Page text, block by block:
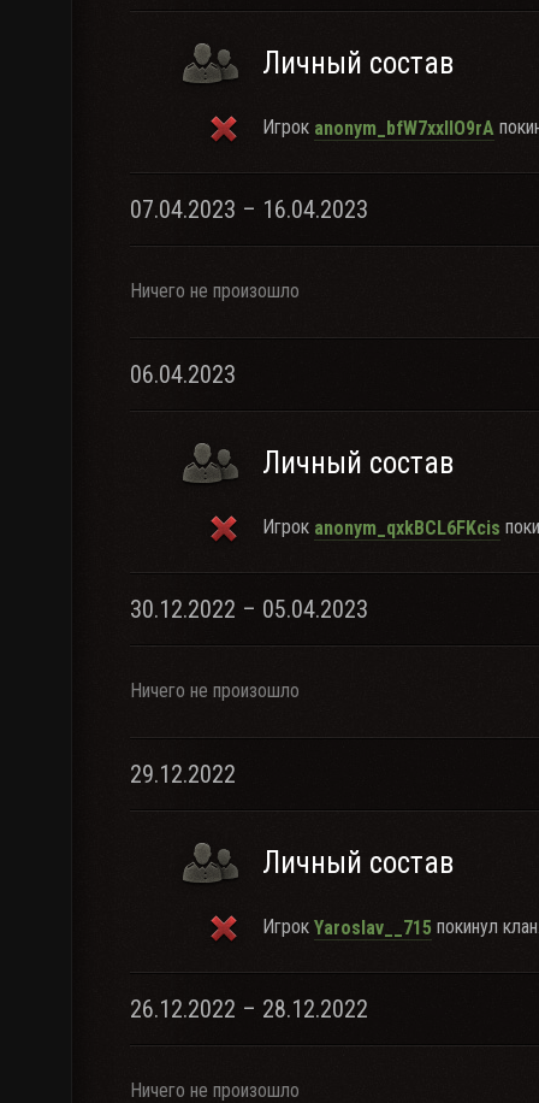
Личный состав
Игрок anonym_bfW7xxlIO9rA
07.04.2023 – 16.04.2023
Ничего не произошло
06.04.2023
Личный состав
Игрок anonym_qxkBCL6FKcis
30.12.2022 – 05.04.2023
Ничего не произошло
29.12.2022
Личный состав
Игрок Yaroslav__715 покинул
26.12.2022 – 28.12.2022
Ничего не произошло